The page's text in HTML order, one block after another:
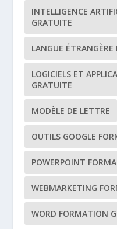
INTELLIGENCE
GRATUITE
LANGUE
LOGICIELS ET
GRATUITE
MODÈLE DE LETTRE
OUTILS GOOGLE
POWERPOINT
WEBMARKETING
WORD FORMATION